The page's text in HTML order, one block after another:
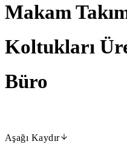
Makam
Koltukları
Büro
Aşağı Kaydır